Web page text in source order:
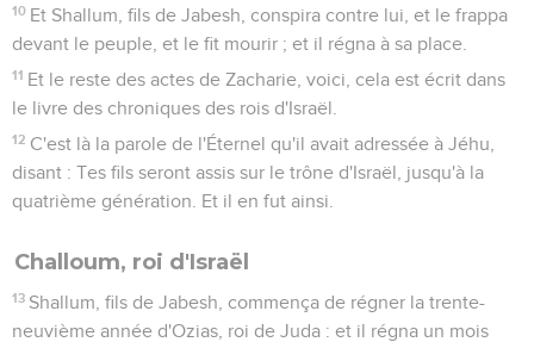
10 Et Shallum, fils de Jabesh, conspira contre lui, et le frappa
devant le peuple, et le fit mourir ; et il régna à sa place.
11 Et le reste des actes de Zacharie, voici, cela est écrit dans
le livre des chroniques des rois d'Israël.
12 C'est là la parole de l'Éternel qu'il avait adressée à Jéhu,
disant : Tes fils seront assis sur le trône d'Israël, jusqu'à la
quatrième génération. Et il en fut ainsi.
Challoum, roi d'Israël
13 Shallum, fils de Jabesh, commença de régner la trente-
neuvième année d'Ozias, roi de Juda : et il régna un mois